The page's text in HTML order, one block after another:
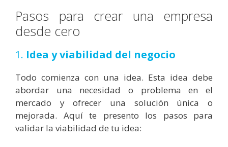
Pasos para crear una empresa
desde cero
1. Idea y viabilidad del negocio
Todo comienza con una idea. Esta idea debe
abordar una necesidad o problema en el
mercado y ofrecer una solución única o
mejorada. Aquí te presento los pasos para
validar la viabilidad de tu idea: